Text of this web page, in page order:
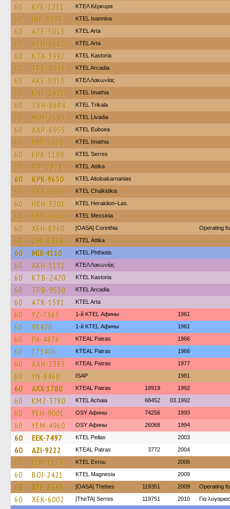
60 KYE-1211 ΚΤΕΛ Κέρκυρα
60 INB-8393 KTEL Ioannina
60 ATE-5013 KTEL Arta
60 ATH-6180 KTEL Arta
60 KTA-3992 KTEL Kastoria
60 TPE-9045 KTEL Arcadia
60 AKE-8010 ΚΤΕΛ Λακωνίας
60 KNE-2431 KTEL Imathia
60 TKH-8684 ΚΤΕL Τrikala
60 MIM-4590 KTEL Livadia
60 XAP-6955 ΚΤΕL Euboea
60 HMI-7560 KTEL Imathia
60 EPK-1199 KTEL Serres
60 PIP-7878 KΤΕL Αttika
60 KPK-9630 KTEL Aitoloakarnanias
60 XKB-9136 ΚΤΕL Chalkidikis
60 HKH-3201 KTEL Heraklion–Las.
60 KMH-4560 KTEL Messinia
60 XEH-8360 [OASA] Corinthia Operating
60 ZMI-6384 KΤΕL Αttika
60 MIX-4110 ΚΤΕL Phthiotis
60 AKH-5131 ΚΤΕΛ Λακωνίας
60 KTB-2420 KTEL Kastoria
60 TPB-9530 KTEL Arcadia
60 ATK-1581 KTEL Arta
60 YZ-7365 1-й KTEL Афины 1961
60 98420 1-й KTEL Афины 1961
60 PA-4876 KTEAL Patras 1966
60 173406 KTEAL Patras 1966
60 AXH-2383 KTEAL Patras 1977
60 YN-8460 ISAP 1981
60 AXX-1780 KTEAL Patras 18919 1992
60 KMZ-3780 KTEL Achaia 68452 03.1992
60 YEH-9001 OSY Афины 74256 1993
60 YEM-4960 OSY Афины 26068 1994
60 EEK-7497 KTEL Pellas 2003
60 AZI-9222 KTEAL Patras 3772 2004
60 IZM-1175 KTEL Evrou 2006
60 BOI-2421 ΚΤΕL Magnesia 2009
60 XEH-8345 [OASA] Thebes 119351 2009 Operating
60 XEK-6002 [TheTA] Serres 119751 2010 Για